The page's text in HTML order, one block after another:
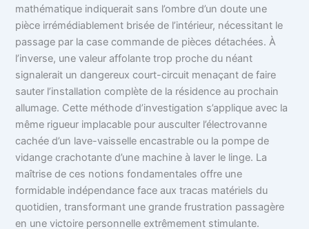
mathématique indiquerait sans l’ombre d’un doute une
pièce irrémédiablement brisée de l’intérieur, nécessitant le
passage par la case commande de pièces détachées. À
l’inverse, une valeur affolante trop proche du néant
signalerait un dangereux court-circuit menaçant de faire
sauter l’installation complète de la résidence au prochain
allumage. Cette méthode d’investigation s’applique avec la
même rigueur implacable pour ausculter l’électrovanne
cachée d’un lave-vaisselle encastrable ou la pompe de
vidange crachotante d’une machine à laver le linge. La
maîtrise de ces notions fondamentales offre une
formidable indépendance face aux tracas matériels du
quotidien, transformant une grande frustration passagère
en une victoire personnelle extrêmement stimulante.